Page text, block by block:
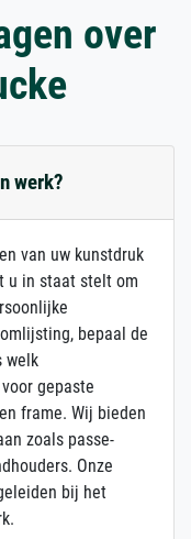
over
werk?
van uw kunstdruk
u in staat stelt om
bepaal de
welk
gepaste
frame. Wij bieden
zoals passe-
Onze
bij het